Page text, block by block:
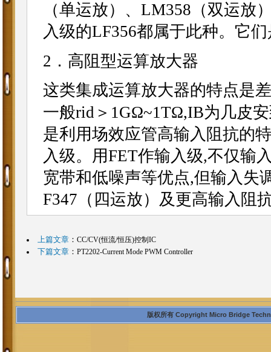
（单运放）、LM358（双运放
入级的LF356都属于此种。它
2．高阻型运算放大器
这类集成运算放大器的特点是
一般rid＞1GΩ~1TΩ,IB为几皮
是利用场效应管高输入阻抗的
入级。用FET作输入级,不仅输
宽带和低噪声等优点,但输入失
F347（四运放）及更高输入
上篇文章： CC/CV(恒流/恒压)控制IC
下篇文章： PT2202-Current Mode PWM Controller
版权所有 Copyright Micro Bridge